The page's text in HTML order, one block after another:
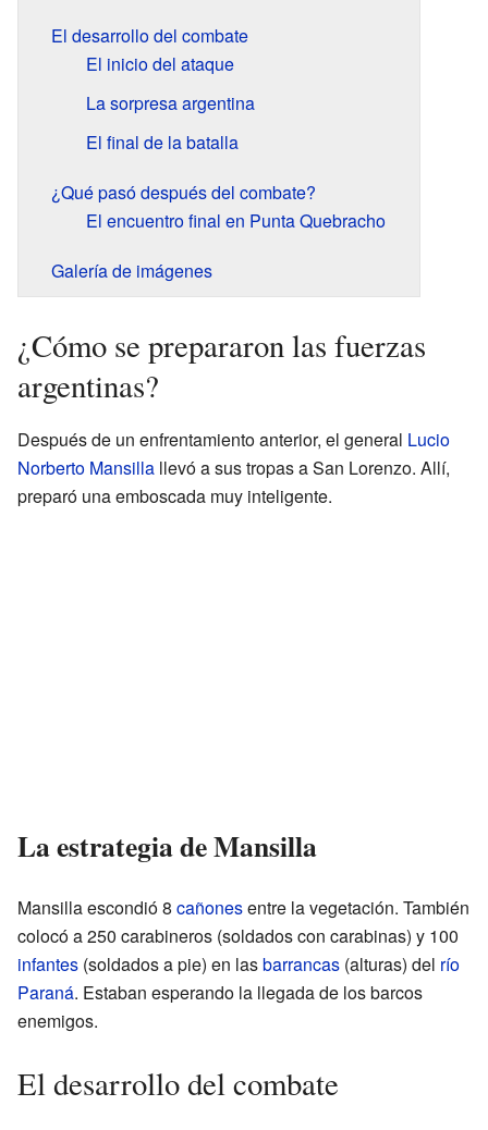
El desarrollo del combate
El inicio del ataque
La sorpresa argentina
El final de la batalla
¿Qué pasó después del combate?
El encuentro final en Punta Quebracho
Galería de imágenes
¿Cómo se prepararon las fuerzas
argentinas?
Después de un enfrentamiento anterior, el general Lucio
Norberto Mansilla llevó a sus tropas a San Lorenzo. Allí,
preparó una emboscada muy inteligente.
La estrategia de Mansilla
Mansilla escondió 8 cañonesentre la vegetación. También
colocó a 250 carabineros (soldados con carabinas) y 100
infantes (soldados a pie) en lasbarrancas (alturas) del río
Paraná. Estaban esperando la llegada de los barcos
enemigos.
El desarrollo del combate